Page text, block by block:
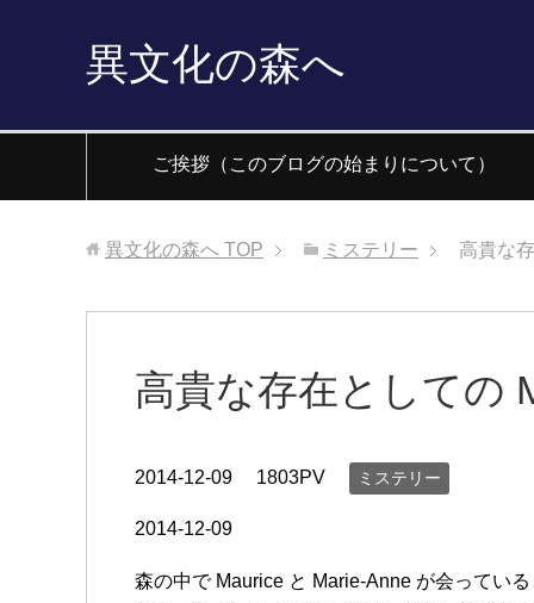
異文化の森へ
ご挨拶（このブログの始まりについて）
異文化の森へ TOP ミステリー 高貴な
高貴な存在としての
2014-12-09 1803PV ミステリー
2014-12-09
森の中で Maurice と Marie-Anne が会ってい